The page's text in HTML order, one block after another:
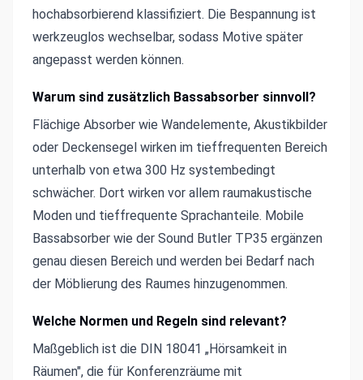
hochabsorbierend klassifiziert. Die Bespannung ist
werkzeuglos wechselbar, sodass Motive später
angepasst werden können.
Warum sind zusätzlich Bassabsorber sinnvoll?
Flächige Absorber wie Wandelemente, Akustikbilder
oder Deckensegel wirken im tieffrequenten Bereich
unterhalb von etwa 300 Hz systembedingt
schwächer. Dort wirken vor allem raumakustische
Moden und tieffrequente Sprachanteile. Mobile
Bassabsorber wie der Sound Butler TP35 ergänzen
genau diesen Bereich und werden bei Bedarf nach
der Möblierung des Raumes hinzugenommen.
Welche Normen und Regeln sind relevant?
Maßgeblich ist die DIN 18041 „Hörsamkeit in
Räumen", die für Konferenzräume mit